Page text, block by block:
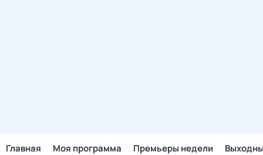
Главная Моя программа Премьеры недели